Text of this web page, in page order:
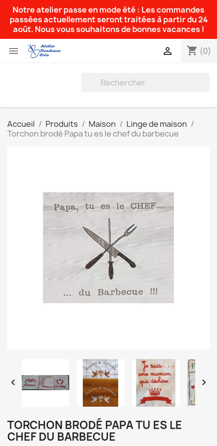
Notre atelier passe en mode été : Les commandes
passées actuellement seront traitées à partir du 24
août. Nous vous souhaitons de bonnes vacances !
 shopping_cart (0)

Accueil Produits Maison
Linge de maison
Torchon brodé Papa tu es le chef du barbecue
 
TORCHON BRODÉ PAPA TU ES LE
CHEF DU BARBECUE